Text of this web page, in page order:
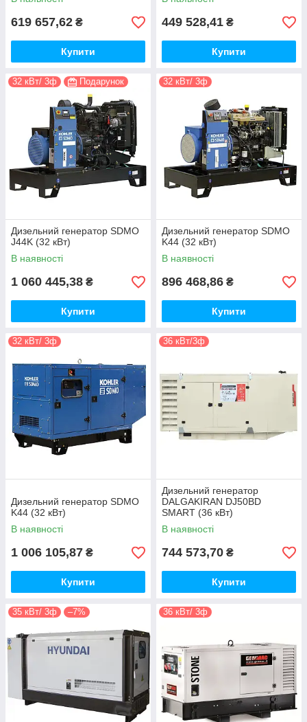
619 657,62 ₴
Купити
449 528,41 ₴
Купити
32 кВт/ 3ф Подарунок
Дизельний генератор SDMO
J44K (32 кВт)
В наявності
1 060 445,38 ₴
Купити
32 кВт/ 3ф
Дизельний генератор SDMO
K44 (32 кВт)
В наявності
896 468,86 ₴
Купити
32 кВт/ 3ф
Дизельний генератор SDMO
K44 (32 кВт)
В наявності
1 006 105,87 ₴
Купити
36 кВт/3ф
Дизельний генератор
DALGAKIRAN DJ50BD
SMART (36 кВт)
В наявності
744 573,70 ₴
Купити
35 кВт/ 3ф –7% 36 кВт/ 3ф